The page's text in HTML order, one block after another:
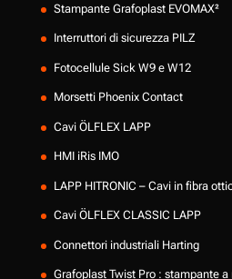
Stampante Grafoplast EVOMAX²
Interruttori di sicurezza PILZ
Fotocellule Sick W9 e W12
Morsetti Phoenix Contact
Cavi ÖLFLEX LAPP
HMI iRis IMO
LAPP HITRONIC – Cavi in fibra
Cavi ÖLFLEX CLASSIC LAPP
Connettori industriali Harting
Grafoplast Twist Pro : stampante